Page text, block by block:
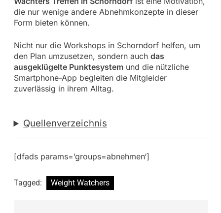
die nur wenige andere Abnehmkonzepte in dieser
Form bieten können.
Nicht nur die Workshops in Schorndorf helfen, um
den Plan umzusetzen, sondern auch das
ausgeklügelte Punktesystemund die nützliche
Smartphone-App begleiten die Mitgleider
zuverlässig in ihrem Alltag.
Quellenverzeichnis
[dfads params=’groups=abnehmen‘]
Tagged: Weight Watchers